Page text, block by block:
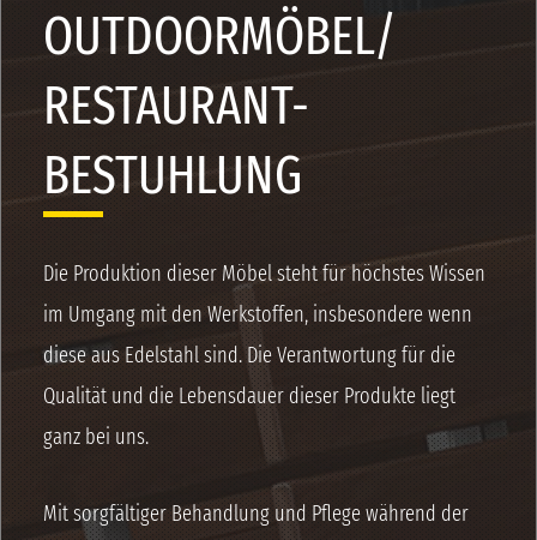
OUTDOORMÖBEL/
RESTAURANT-
BESTUHLUNG
Die Produktion dieser Möbel steht für höchstes Wissen
im Umgang mit den Werkstoffen, insbesondere wenn
diese aus Edelstahl sind. Die Verantwortung für die
Qualität und die Lebensdauer dieser Produkte liegt
ganz bei uns.
Mit sorgfältiger Behandlung und Pflege während der